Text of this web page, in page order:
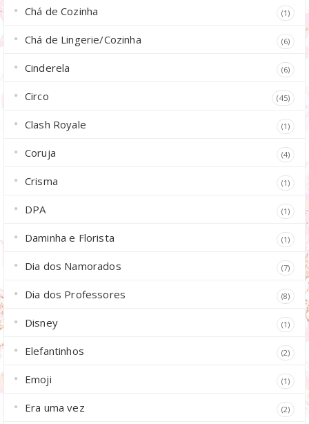
Chá de Cozinha (1)
Chá de Lingerie/Cozinha (6)
Cinderela (6)
Circo (45)
Clash Royale (1)
Coruja (4)
Crisma (1)
DPA (1)
Daminha e Florista (1)
Dia dos Namorados (7)
Dia dos Professores (8)
Disney (1)
Elefantinhos (2)
Emoji (1)
Era uma vez (2)